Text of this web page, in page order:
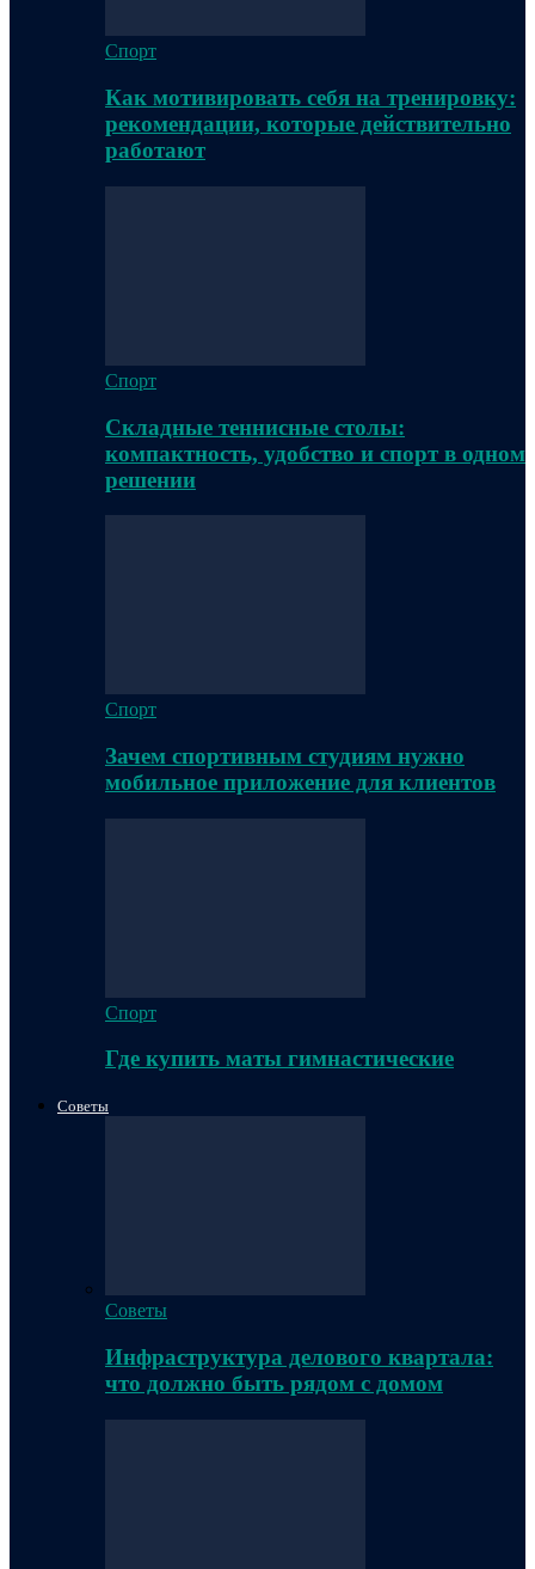
Спорт
Как мотивировать себя на тренировку:
рекомендации, которые действительно
работают
Спорт
Складные теннисные столы:
компактность, удобство и спорт в одном
решении
Спорт
Зачем спортивным студиям нужно
мобильное приложение для клиентов
Спорт
Где купить маты гимнастические
Советы
Советы
Инфраструктура делового квартала:
что должно быть рядом с домом